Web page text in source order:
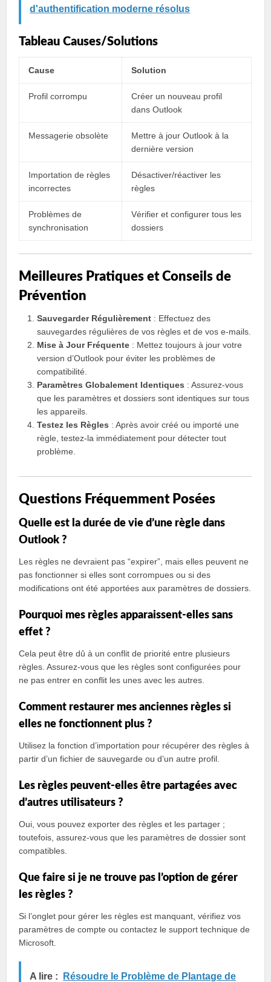
d'authentification moderne résolus
Tableau Causes/Solutions
Cause Solution
Profil corrompu
Créer un nouveau profil
dans Outlook
Messagerie obsolète
Mettre à jour Outlook à la
dernière version
Importation de règles
incorrectes
Désactiver/réactiver les
règles
Problèmes de
synchronisation
Vérifier et configurer tous les
dossiers
Meilleures Pratiques et Conseils de
Prévention
Sauvegarder Régulièrement : Effectuez des
sauvegardes régulières de vos règles et de vos e-mails.
Mise à Jour Fréquente : Mettez toujours à jour votre
version d’Outlook pour éviter les problèmes de
compatibilité.
Paramètres Globalement Identiques : Assurez-vous
que les paramètres et dossiers sont identiques sur tous
les appareils.
Testez les Règles : Après avoir créé ou importé une
règle, testez-la immédiatement pour détecter tout
problème.
Questions Fréquemment Posées
Quelle est la durée de vie d’une règle dans
Outlook ?
Les règles ne devraient pas “expirer”, mais elles peuvent ne
pas fonctionner si elles sont corrompues ou si des
modifications ont été apportées aux paramètres de dossiers.
Pourquoi mes règles apparaissent-elles sans
effet ?
Cela peut être dû à un conflit de priorité entre plusieurs
règles. Assurez-vous que les règles sont configurées pour
ne pas entrer en conflit les unes avec les autres.
Comment restaurer mes anciennes règles si
elles ne fonctionnent plus ?
Utilisez la fonction d’importation pour récupérer des règles à
partir d’un fichier de sauvegarde ou d’un autre profil.
Les règles peuvent-elles être partagées avec
d’autres utilisateurs ?
Oui, vous pouvez exporter des règles et les partager ;
toutefois, assurez-vous que les paramètres de dossier sont
compatibles.
Que faire si je ne trouve pas l’option de gérer
les règles ?
Si l’onglet pour gérer les règles est manquant, vérifiez vos
paramètres de compte ou contactez le support technique de
Microsoft.
A lire :
Résoudre le Problème de Plantage de